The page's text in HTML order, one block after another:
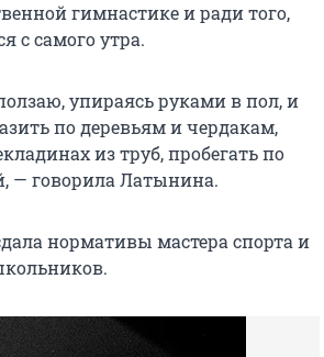
гимнастике и ради того,
с самого утра.
упираясь руками в пол, и
по деревьям и чердакам,
из труб, пробегать по
— говорила Латынина.
нормативы мастера спорта и